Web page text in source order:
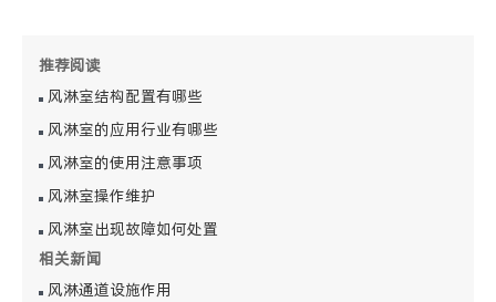
推荐阅读
风淋室结构配置有哪些
风淋室的应用行业有哪些
风淋室的使用注意事项
风淋室操作维护
风淋室出现故障如何处置
相关新闻
风淋通道设施作用